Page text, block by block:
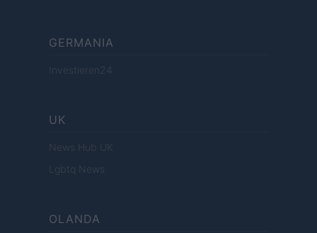
GERMANIA
Investieren24
UK
News Hub UK
Lgbtq News
OLANDA